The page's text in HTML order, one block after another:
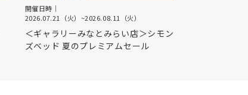
開催日時｜
2026.07.21（火） ~2026.08.11（火）
＜ギャラリーみなとみらい店＞シモン
ズベッド 夏のプレミアムセール